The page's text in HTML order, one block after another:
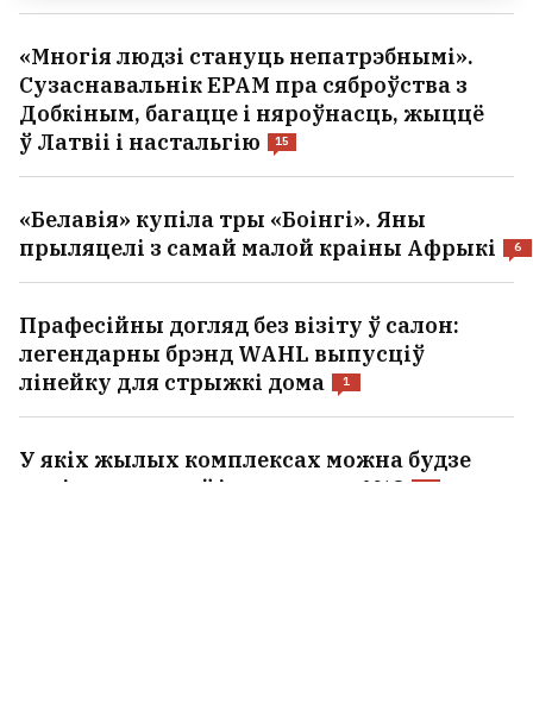
«Многія людзі стануць непатрэбнымі».
Сузаснавальнік EPAM пра сяброўства з
Добкіным, багацце і няроўнасць, жыццё
ў Латвіі і настальгію
15
«Белавія» купіла тры «Боінгі». Яны
прыляцелі з самай малой краіны Афрыкі
6
Прафесійны догляд без візіту ў салон:
легендарны брэнд WAHL выпусціў
лінейку для стрыжкі дома
1
У якіх жылых комплексах можна будзе
купіць кватэру ў іпатэку пад 1%?